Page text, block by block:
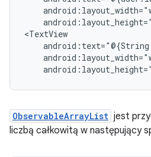
ObservableArrayList jest
liczbą całkowitą w następujący